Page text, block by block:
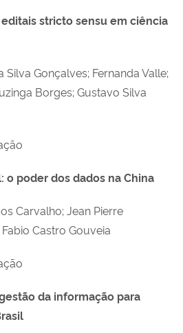
stricto sensu em ciência
Silva Gonçalves; Fernanda Valle;
Borges; Gustavo Silva
o poder dos dados na China
Carvalho; Jean Pierre
Castro Gouveia
da informação para